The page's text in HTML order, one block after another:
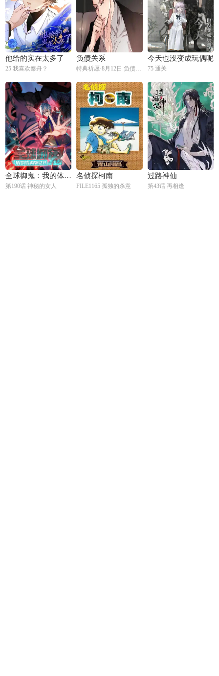
他给的实在太多了
25 我喜欢秦舟？
负债关系
特典祈愿·8月12日 负债关系 异世界禁忌之恋
今天也没变成玩偶呢
75 通关
全球御鬼：我的体内有亿只鬼
第190话 神秘的女人
名侦探柯南
FILE1165 孤独的杀意
过路神仙
第43话 再相逢